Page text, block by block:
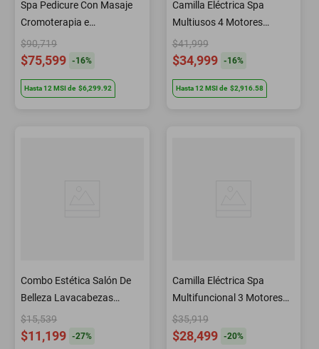
Spa Pedicure Con Masaje
Cromoterapia e
Hidromasaje S847 Letmex
$90,719
$75,599 -16%
Hasta12 MSIde $6,299.92
Camilla Eléctrica Spa
Multiusos 4 Motores
M6502WG Letmex
$41,999
$34,999 -16%
Hasta12 MSIde $2,916.58
Combo Estética Salón De
Belleza Lavacabezas
Auxiliar Silla Vaporizador
Facial Letmex
$15,539
$11,199 -27%
Camilla Eléctrica Spa
Multifuncional 3 Motores
M6501 Letmex
$35,919
$28,499 -20%